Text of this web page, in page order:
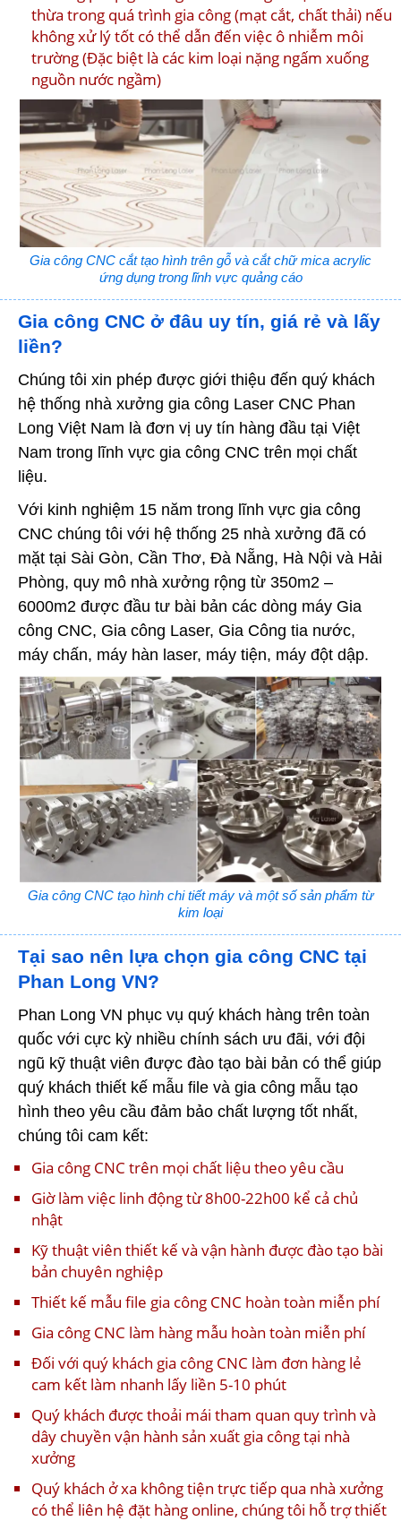
thừa trong quá trình gia công (mạt cắt, chất thải) nếu
không xử lý tốt có thể dẫn đến việc ô nhiễm môi
trường (Đặc biệt là các kim loại nặng ngấm xuống
nguồn nước ngầm)
Gia công CNC cắt tạo hình trên gỗ và cắt chữ mica acrylic
ứng dụng trong lĩnh vực quảng cáo
Gia công CNC ở đâu uy tín, giá rẻ và lấy
liền?
Chúng tôi xin phép được giới thiệu đến quý khách
hệ thống nhà xưởng gia công Laser CNC Phan
Long Việt Nam là đơn vị uy tín hàng đầu tại Việt
Nam trong lĩnh vực gia công CNC trên mọi chất
liệu.
Với kinh nghiệm 15 năm trong lĩnh vực gia công
CNC chúng tôi với hệ thống 25 nhà xưởng đã có
mặt tại Sài Gòn, Cần Thơ, Đà Nẵng, Hà Nội và Hải
Phòng, quy mô nhà xưởng rộng từ 350m2 –
6000m2 được đầu tư bài bản các dòng máy Gia
công CNC, Gia công Laser, Gia Công tia nước,
máy chấn, máy hàn laser, máy tiện, máy đột dập.
Gia công CNC tạo hình chi tiết máy và một số sản phẩm từ
kim loại
Tại sao nên lựa chọn gia công CNC tại
Phan Long VN?
Phan Long VN phục vụ quý khách hàng trên toàn
quốc với cực kỳ nhiều chính sách ưu đãi, với đội
ngũ kỹ thuật viên được đào tạo bài bản có thể giúp
quý khách thiết kế mẫu file và gia công mẫu tạo
hình theo yêu cầu đảm bảo chất lượng tốt nhất,
chúng tôi cam kết:
Gia công CNC trên mọi chất liệu theo yêu cầu
Giờ làm việc linh động từ 8h00-22h00 kể cả chủ
nhật
Kỹ thuật viên thiết kế và vận hành được đào tạo bài
bản chuyên nghiệp
Thiết kế mẫu file gia công CNC hoàn toàn miễn phí
Gia công CNC làm hàng mẫu hoàn toàn miễn phí
Đối với quý khách gia công CNC làm đơn hàng lẻ
cam kết làm nhanh lấy liền 5-10 phút
Quý khách được thoải mái tham quan quy trình và
dây chuyền vận hành sản xuất gia công tại nhà
xưởng
Quý khách ở xa không tiện trực tiếp qua nhà xưởng
có thể liên hệ đặt hàng online, chúng tôi hỗ trợ thiết